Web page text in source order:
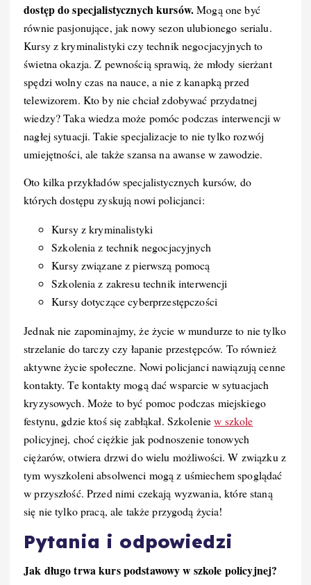
dostęp do specjalistycznych kursów.Mogą one być
równie pasjonujące, jak nowy sezon ulubionego serialu.
Kursy z kryminalistyki czy technik negocjacyjnych to
świetna okazja. Z pewnością sprawią, że młody sierżant
spędzi wolny czas na nauce, a nie z kanapką przed
telewizorem. Kto by nie chciał zdobywać przydatnej
wiedzy? Taka wiedza może pomóc podczas interwencji w
nagłej sytuacji. Takie specjalizacje to nie tylko rozwój
umiejętności, ale także szansa na awanse w zawodzie.
Oto kilka przykładów specjalistycznych kursów, do
których dostępu zyskują nowi policjanci:
Kursy z kryminalistyki
Szkolenia z technik negocjacyjnych
Kursy związane z pierwszą pomocą
Szkolenia z zakresu technik interwencji
Kursy dotyczące cyberprzestępczości
Jednak nie zapominajmy, że życie w mundurze to nie tylko
strzelanie do tarczy czy łapanie przestępców. To również
aktywne życie społeczne. Nowi policjanci nawiązują cenne
kontakty. Te kontakty mogą dać wsparcie w sytuacjach
kryzysowych. Może to być pomoc podczas miejskiego
festynu, gdzie ktoś się zabłąkał. Szkoleniew szkole
policyjnej, choć ciężkie jak podnoszenie tonowych
ciężarów, otwiera drzwi do wielu możliwości. W związku z
tym wyszkoleni absolwenci mogą z uśmiechem spoglądać
w przyszłość. Przed nimi czekają wyzwania, które staną
się nie tylko pracą, ale także przygodą życia!
Pytania i odpowiedzi
Jak długo trwa kurs podstawowy w szkole policyjnej?